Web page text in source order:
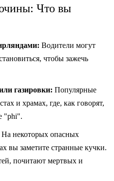
Что вы
Водители могут
чтобы зажечь
газировки: Популярные
и храмах, где, как говорят,
"phi".
На некоторых опасных
вы заметите странные кучки.
почитают мертвых и